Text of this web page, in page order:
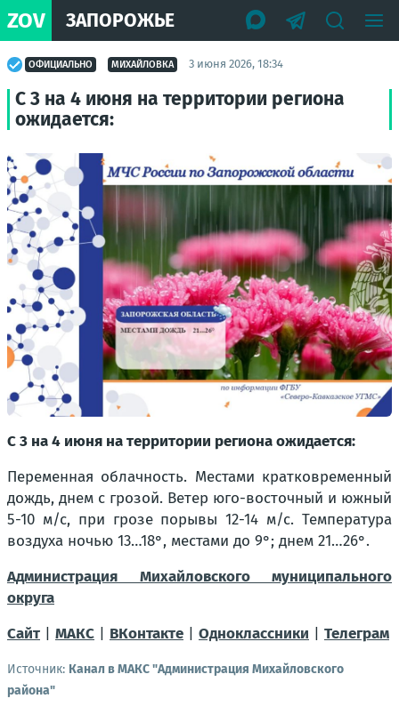
ZOV ЗАПОРОЖЬЕ
ОФИЦИАЛЬНО МИХАЙЛОВКА 3 июня 2026, 18:34
С 3 на 4 июня на территории региона
ожидается:
С 3 на 4 июня на территории региона ожидается:
Переменная облачность. Местами кратковременный
дождь, днем с грозой. Ветер юго-восточный и южный
5-10 м/с, при грозе порывы 12-14 м/с. Температура
воздуха ночью 13…18°, местами до 9°; днем 21…26°.
Администрация Михайловского муниципального
округа
Сайт | МАКС | ВКонтакте | Одноклассники | Телеграм
Источник: Канал в МАКС "Администрация Михайловского
района"